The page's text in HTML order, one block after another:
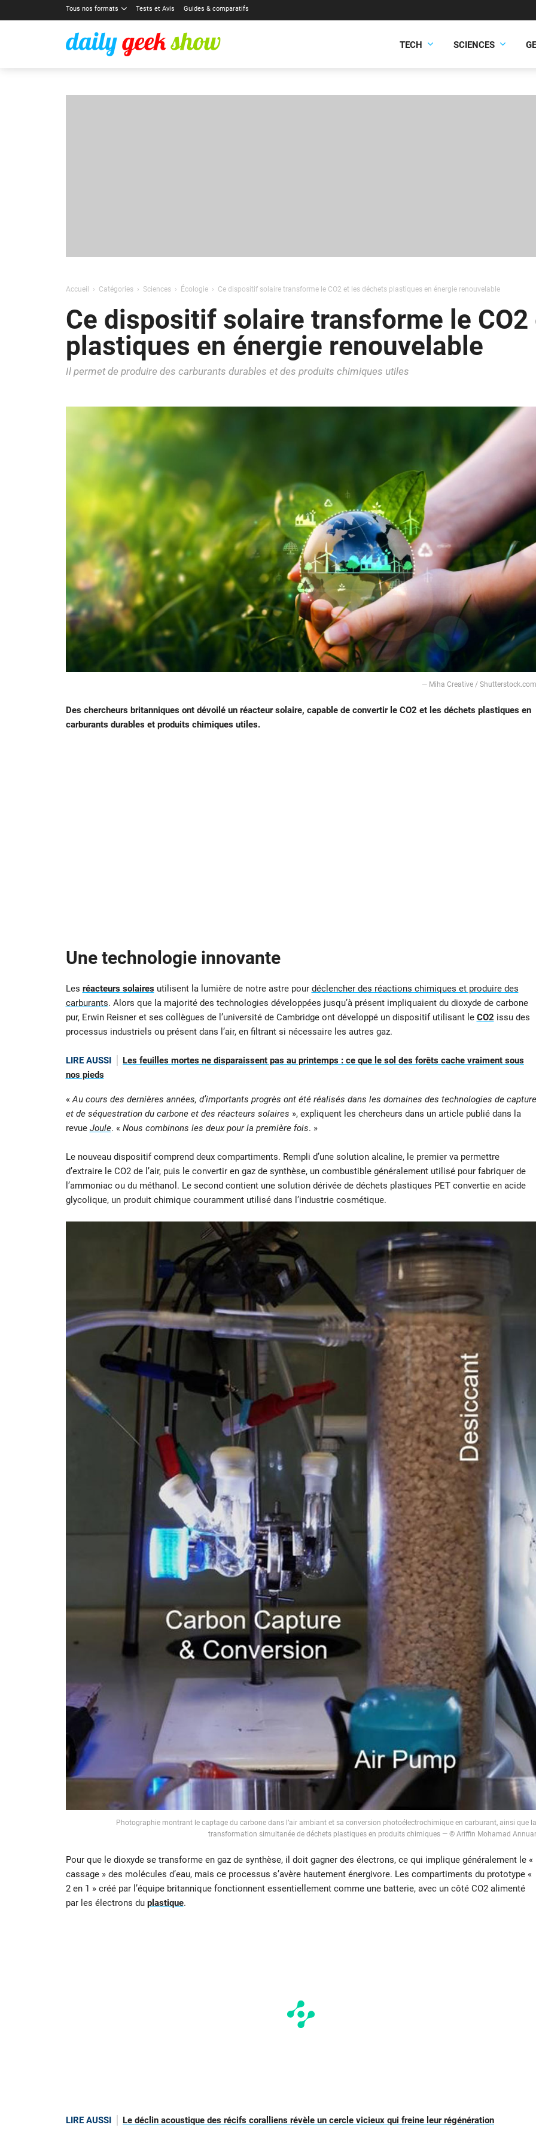
Tous nos formats Tests et Avis Guides & comparatifs
TECH SCIENCES
Accueil Catégories Sciences Écologie Ce dispositif solaire transforme le CO2 et les déchets plastiques en énergie renouvelable
Ce dispositif solaire transforme le
plastiques en énergie renouvelable
Il permet de produire des carburants durables et des produits chimiques utiles
— Miha Creative / Shutterstock.com
Des chercheurs britanniques ont dévoilé un réacteur solaire, capable de convertir le CO2 et les déchets plastiques en
carburants durables et produits chimiques utiles.
Une technologie innovante
Les réacteurs solairesutilisent la lumière de notre astre pour déclencher des réactions chimiques et produire des
carburants. Alors que la majorité des technologies développées jusqu’à présent impliquaient du dioxyde de carbone
pur, Erwin Reisner et ses collègues de l’université de Cambridge ont développé un dispositif utilisant le CO2 issu des
processus industriels ou présent dans l’air, en filtrant si nécessaire les autres gaz.
LIRE AUSSI
Les feuilles mortes ne disparaissent pas au printemps : ce que le sol des forêts cache vraiment sous
nos pieds
«Au cours des dernières années, d’importants progrès ont été réalisés dans les domaines des technologies de capture
et de séquestration du carbone et des réacteurs solaires », expliquent les chercheurs dans un article publié dans la
revue Joule. « Nous combinons les deux pour la première fois. »
Le nouveau dispositif comprend deux compartiments. Rempli d’une solution alcaline, le premier va permettre
d’extraire le CO2 de l’air, puis le convertir en gaz de synthèse, un combustible généralement utilisé pour fabriquer de
l’ammoniac ou du méthanol. Le second contient une solution dérivée de déchets plastiques PET convertie en acide
glycolique, un produit chimique couramment utilisé dans l’industrie cosmétique.
Photographie montrant le captage du carbone dans l’air ambiant et sa conversion photoélectrochimique en carburant, ainsi que la
transformation simultanée de déchets plastiques en produits chimiques — © Ariffin Mohamad Annuar
Pour que le dioxyde se transforme en gaz de synthèse, il doit gagner des électrons, ce qui implique généralement le «
cassage » des molécules d’eau, mais ce processus s’avère hautement énergivore. Les compartiments du prototype «
2 en 1 » créé par l’équipe britannique fonctionnent essentiellement comme une batterie, avec un côté CO2 alimenté
par les électrons du plastique.
LIRE AUSSI Le déclin acoustique des récifs coralliens révèle un cercle vicieux qui freine leur régénération